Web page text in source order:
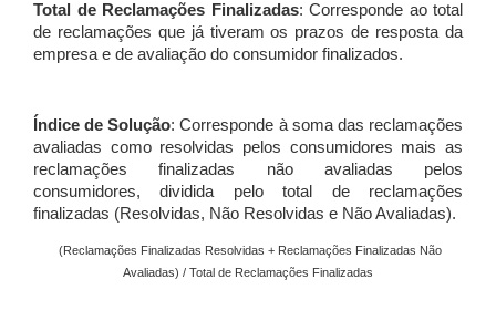
Total de Reclamações Finalizadas: Corresponde ao total
de reclamações que já tiveram os prazos de resposta da
empresa e de avaliação do consumidor finalizados.
Índice de Solução: Corresponde à soma das reclamações
avaliadas como resolvidas pelos consumidores mais as
reclamações finalizadas não avaliadas pelos
consumidores, dividida pelo total de reclamações
finalizadas (Resolvidas, Não Resolvidas e Não Avaliadas).
(Reclamações Finalizadas Resolvidas + Reclamações Finalizadas Não
Avaliadas) / Total de Reclamações Finalizadas